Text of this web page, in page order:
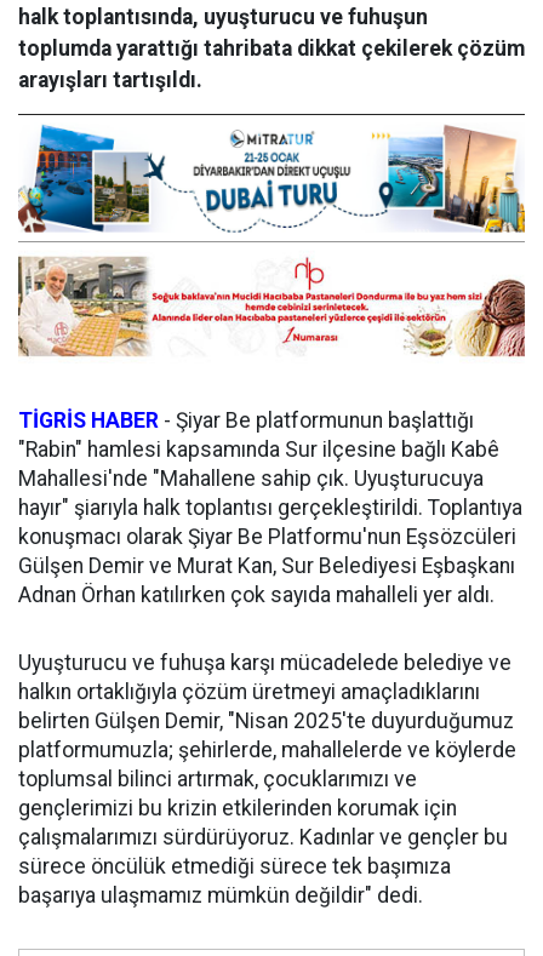
halk toplantısında, uyuşturucu ve fuhuşun
toplumda yarattığı tahribata dikkat çekilerek çözüm
arayışları tartışıldı.
TİGRİS HABER - Şiyar Be platformunun başlattığı
"Rabin" hamlesi kapsamında Sur ilçesine bağlı Kabê
Mahallesi'nde "Mahallene sahip çık. Uyuşturucuya
hayır" şiarıyla halk toplantısı gerçekleştirildi. Toplantıya
konuşmacı olarak Şiyar Be Platformu'nun Eşsözcüleri
Gülşen Demir ve Murat Kan, Sur Belediyesi Eşbaşkanı
Adnan Örhan katılırken çok sayıda mahalleli yer aldı.
Uyuşturucu ve fuhuşa karşı mücadelede belediye ve
halkın ortaklığıyla çözüm üretmeyi amaçladıklarını
belirten Gülşen Demir, "Nisan 2025'te duyurduğumuz
platformumuzla; şehirlerde, mahallelerde ve köylerde
toplumsal bilinci artırmak, çocuklarımızı ve
gençlerimizi bu krizin etkilerinden korumak için
çalışmalarımızı sürdürüyoruz. Kadınlar ve gençler bu
sürece öncülük etmediği sürece tek başımıza
başarıya ulaşmamız mümkün değildir" dedi.